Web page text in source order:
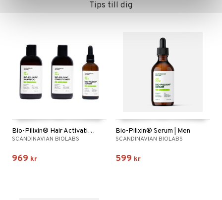
Tips till dig
Bio-Pilixin® Hair Activation Routine | Men
SCANDINAVIAN BIOLABS
969 kr
Bio-Pilixin® Serum | Men
SCANDINAVIAN BIOLABS
599 kr